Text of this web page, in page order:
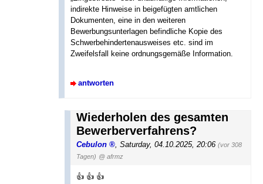
indirekte Hinweise in beigefügten amtlichen
Dokumenten, eine in den weiteren
Bewerbungsunterlagen befindliche Kopie des
Schwerbehindertenausweises etc. sind im
Zweifelsfall keine ordnungsgemäße Information.
antworten
Wiederholen des gesamten
Bewerberverfahrens?
Cebulon , Saturday, 04.10.2025, 20:06 (vor 308
Tagen) @ afrmz
👍 👍 👍